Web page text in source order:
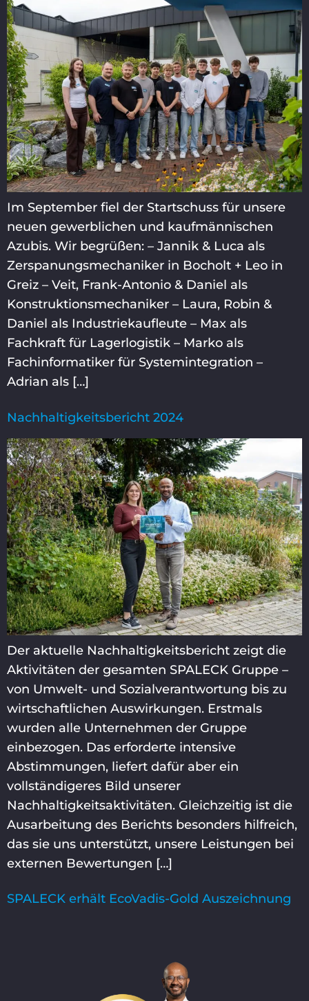
Im September fiel der Startschuss für unsere
neuen gewerblichen und kaufmännischen
Azubis. Wir begrüßen: – Jannik & Luca als
Zerspanungsmechaniker in Bocholt + Leo in
Greiz – Veit, Frank-Antonio & Daniel als
Konstruktionsmechaniker – Laura, Robin &
Daniel als Industriekaufleute – Max als
Fachkraft für Lagerlogistik – Marko als
Fachinformatiker für Systemintegration –
Adrian als […]
Nachhaltigkeitsbericht 2024
Der aktuelle Nachhaltigkeitsbericht zeigt die
Aktivitäten der gesamten SPALECK Gruppe –
von Umwelt- und Sozialverantwortung bis zu
wirtschaftlichen Auswirkungen. Erstmals
wurden alle Unternehmen der Gruppe
einbezogen. Das erforderte intensive
Abstimmungen, liefert dafür aber ein
vollständigeres Bild unserer
Nachhaltigkeitsaktivitäten. Gleichzeitig ist die
Ausarbeitung des Berichts besonders hilfreich,
das sie uns unterstützt, unsere Leistungen bei
externen Bewertungen […]
SPALECK erhält EcoVadis-Gold Auszeichnung